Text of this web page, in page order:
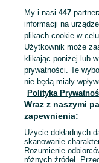
Mapa kategorii
Mapa miejscowości
Mapa ministron
Popularne wyszukiwania
My i nasi 447
informacji na
plikach cookie w
Użytkownik może
klikając poniżej lub
prywatności. Te
nie będą miały
Polityka
Wraz z naszymi
zapewnienia:
Użycie dokładnych
skanowanie
Rozumienie
różnych źródeł.